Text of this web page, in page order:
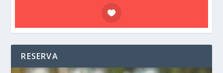
RESERVA